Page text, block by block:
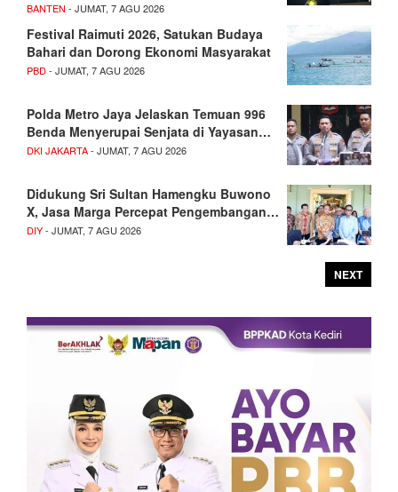
BANTEN - JUMAT, 7 AGU 2026
Festival Raimuti 2026, Satukan Budaya
Bahari dan Dorong Ekonomi Masyarakat
PBD- JUMAT, 7 AGU 2026
Polda Metro Jaya Jelaskan Temuan 996
Benda Menyerupai Senjata di Yayasan…
DKI JAKARTA- JUMAT, 7 AGU 2026
Didukung Sri Sultan Hamengku Buwono
X, Jasa Marga Percepat Pengembangan…
DIY- JUMAT, 7 AGU 2026
NEXT